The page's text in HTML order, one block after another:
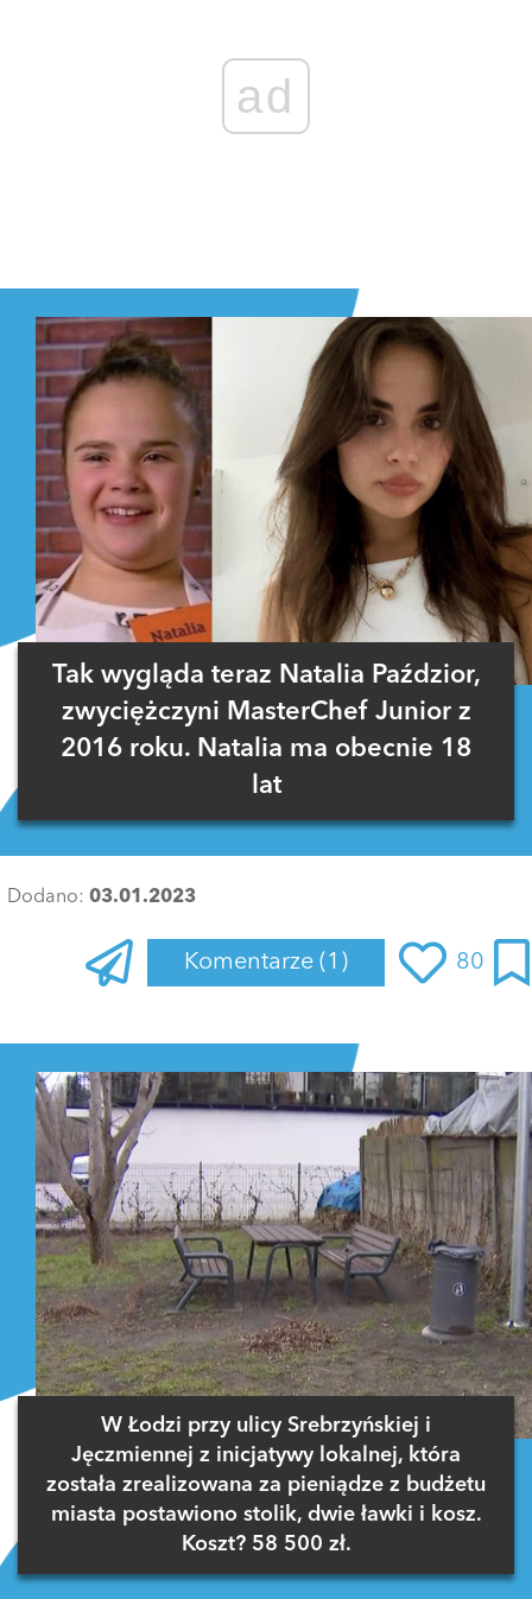
0 GŁOSÓW ad
Tak wygląda teraz Natalia Paździor,
zwyciężczyni MasterChef Junior z
2016 roku. Natalia ma obecnie 18
lat
Dodano: 03.01.2023
Komentarze (1) 80
agathax 03 stycznia 2023 o 23:12
Ładna dziewczyna
ODPOWIEDZ
2 GŁOSY
W Łodzi przy ulicy Srebrzyńskiej i
Jęczmiennej z inicjatywy lokalnej, która
została zrealizowana za pieniądze z budżetu
miasta postawiono stolik, dwie ławki i kosz.
Koszt? 58 500 zł.